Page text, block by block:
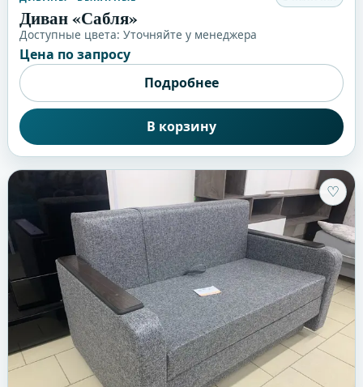
Диван «Сабля»
Доступные цвета: Уточняйте у менеджера
Цена по запросу
Подробнее
В корзину
♡